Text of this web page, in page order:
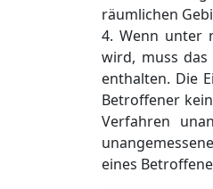
räumlichen
4. Wenn unter
wird, muss
enthalten. Die
Betroffener
Verfahren
eines